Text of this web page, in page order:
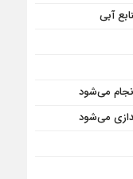
آبی
می‌شود